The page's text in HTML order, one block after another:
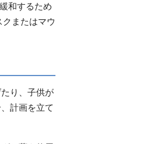
和するため
またはマウ
り、子供が
計画を立て